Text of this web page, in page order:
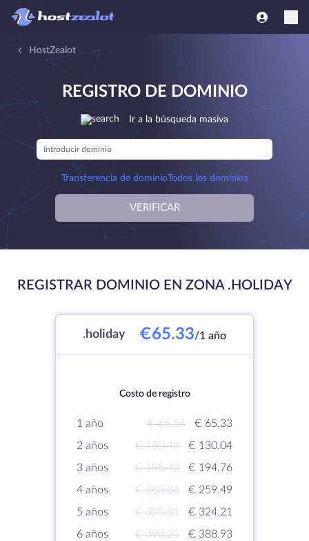
HostZealot
REGISTRO DE DOMINIO
Ir a la búsqueda masiva
Transferencia de dominioTodos los dominios
VERIFICAR
REGISTRAR DOMINIO EN ZONA .HOLIDAY
.holiday €65.33/1 año
Costo de registro
1 año € 65.55
€ 65.33
2 años
€ 130.48
€ 130.04
3 años
€ 195.42
€ 194.76
4 años
€ 260.36
€ 259.49
5 años
€ 325.31
€ 324.21
6 años
€ 390.25
€ 388.93